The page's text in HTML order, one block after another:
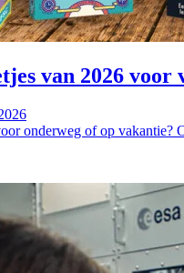
van 2026
onderweg of op